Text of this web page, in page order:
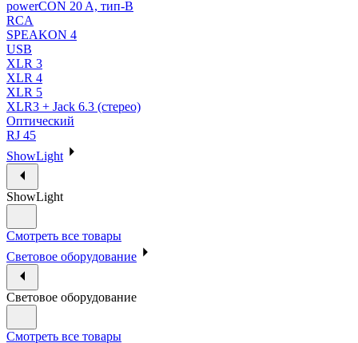
powerCON 20 A, тип-B
RCA
SPEAKON 4
USB
XLR 3
XLR 4
XLR 5
XLR3 + Jack 6.3 (стерео)
Оптический
RJ 45
ShowLight
ShowLight
Смотреть все товары
Световое оборудование
Световое оборудование
Смотреть все товары